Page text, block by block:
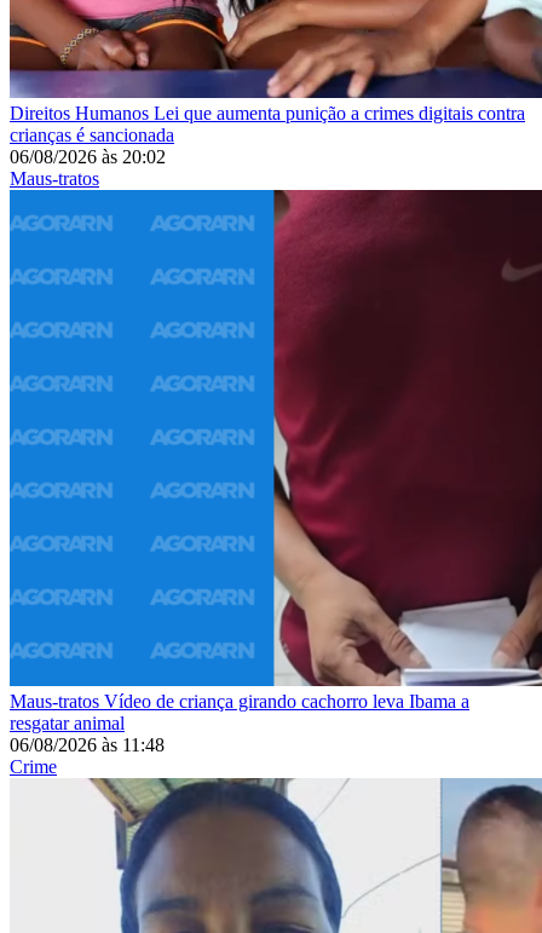
Direitos Humanos Lei que aumenta punição a crimes digitais contra
crianças é sancionada
06/08/2026 às 20:02
Maus-tratos
Maus-tratos Vídeo de criança girando cachorro leva Ibama a
resgatar animal
06/08/2026 às 11:48
Crime